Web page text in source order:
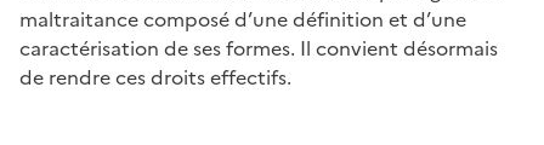
maltraitance composé d’une définition et d’une
caractérisation de ses formes. Il convient désormais
de rendre ces droits effectifs.